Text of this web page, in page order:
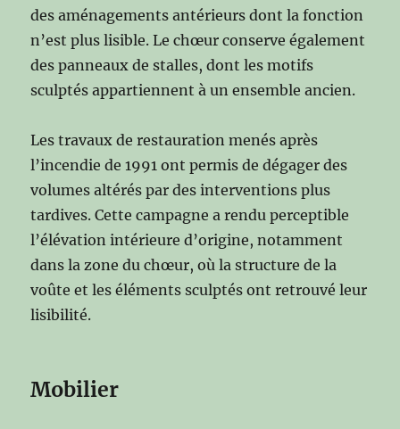
des aménagements antérieurs dont la fonction
n’est plus lisible. Le chœur conserve également
des panneaux de stalles, dont les motifs
sculptés appartiennent à un ensemble ancien.
Les travaux de restauration menés après
l’incendie de 1991 ont permis de dégager des
volumes altérés par des interventions plus
tardives. Cette campagne a rendu perceptible
l’élévation intérieure d’origine, notamment
dans la zone du chœur, où la structure de la
voûte et les éléments sculptés ont retrouvé leur
lisibilité.
Mobilier